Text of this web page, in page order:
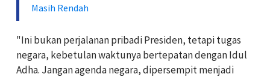
Masih Rendah
"Ini bukan perjalanan pribadi Presiden, tetapi tugas
negara, kebetulan waktunya bertepatan dengan Idul
Adha. Jangan agenda negara, dipersempit menjadi